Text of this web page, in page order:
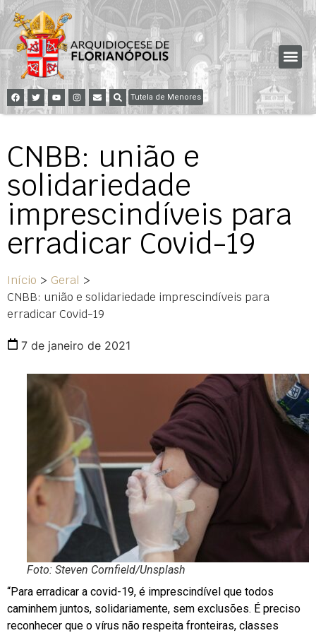
Tutela de Menores
CNBB: união e
solidariedade
imprescindíveis para
erradicar Covid-19
Início > Geral >
CNBB: união e solidariedade imprescindíveis para
erradicar Covid-19
7 de janeiro de 2021
Foto: Steven Cornfield/Unsplash
“Para erradicar a covid-19, é imprescindível que todos
caminhem juntos, solidariamente, sem exclusões. É preciso
reconhecer que o vírus não respeita fronteiras, classes